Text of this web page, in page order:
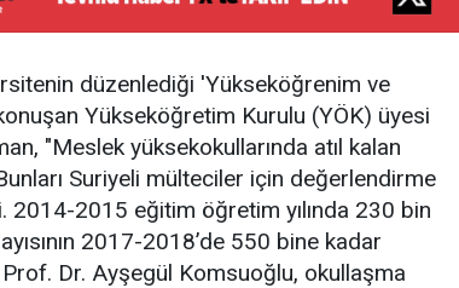
düzenlediği 'Yükseköğrenim ve
Yükseköğretim Kurulu (YÖK) üyesi
"Meslek yüksekokullarında atıl kalan
Suriyeli mülteciler için değerlendirme
2014-2015 eğitim öğretim yılında 230 bin
2017-2018’de 550 bine kadar
Dr. Ayşegül Komsuoğlu, okullaşma